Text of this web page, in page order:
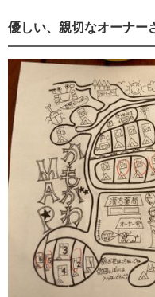
優しい、親切なオーナー